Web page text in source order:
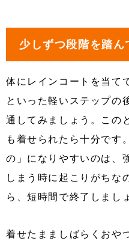
少しずつ段階を踏
体にレインコートを当て
といった軽いステップの
通してみましょう。この
も着せられたら十分です
の」になりやすいのは、
しまう時に起こりがちな
ら、短時間で終了しまし
着せたまましばらくおや